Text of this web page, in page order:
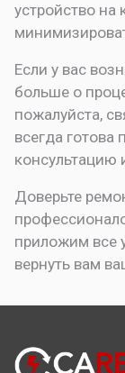
устройство
Если у вас
больше о
пожалуйста,
всегда
консультацию
Доверьте
приложим все
вернуть вам